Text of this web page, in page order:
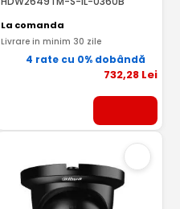
La comanda
Livrare in minim 30 zile
4 rate cu 0% dobândă
732,28 Lei